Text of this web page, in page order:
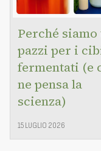
Perché
pazzi per i
fermentati (e
ne pensa la
scienza)
15 LUGLIO 2026